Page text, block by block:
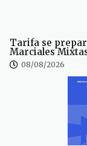
Tarifa se
Marciales
08/08/2026